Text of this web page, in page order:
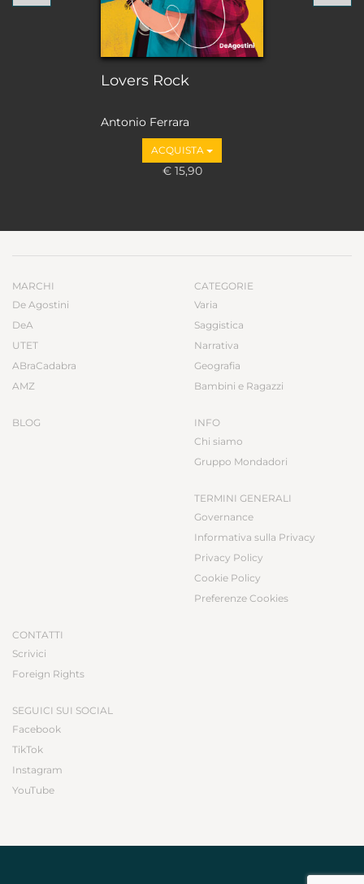
Lovers Rock
Antonio Ferrara
ACQUISTA
€ 15,90
MARCHI
De Agostini
DeA
UTET
ABraCadabra
AMZ
BLOG
CATEGORIE
Varia
Saggistica
Narrativa
Geografia
Bambini e Ragazzi
INFO
Chi siamo
Gruppo Mondadori
TERMINI GENERALI
Governance
Informativa sulla Privacy
Privacy Policy
Cookie Policy
Preferenze Cookies
CONTATTI
Scrivici
Foreign Rights
SEGUICI SUI SOCIAL
Facebook
TikTok
Instagram
YouTube